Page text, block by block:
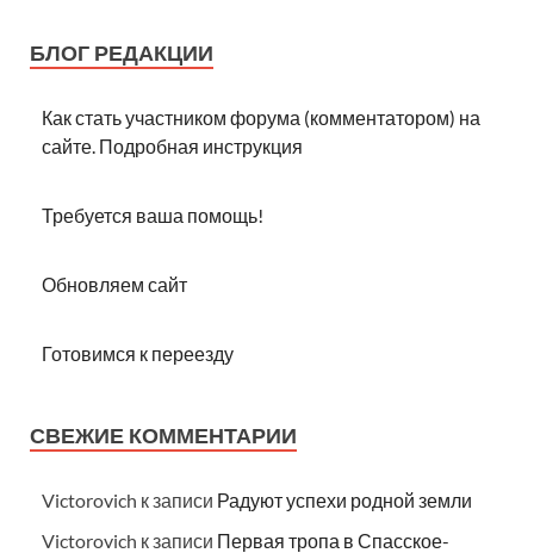
БЛОГ РЕДАКЦИИ
Как стать участником форума (комментатором) на
сайте. Подробная инструкция
Требуется ваша помощь!
Обновляем сайт
Готовимся к переезду
СВЕЖИЕ КОММЕНТАРИИ
Victorovich к записи Радуют успехи родной земли
Victorovich к записи Первая тропа в Спасское-